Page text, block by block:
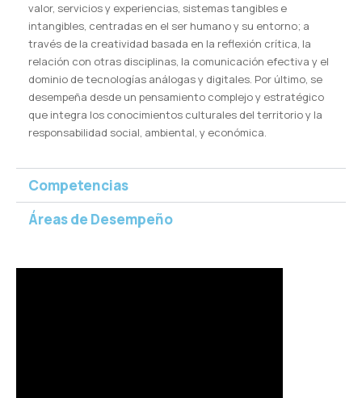
valor, servicios y experiencias, sistemas tangibles e
intangibles, centradas en el ser humano y su entorno; a
través de la creatividad basada en la reflexión crítica, la
relación con otras disciplinas, la comunicación efectiva y el
dominio de tecnologías análogas y digitales. Por último, se
desempeña desde un pensamiento complejo y estratégico
que integra los conocimientos culturales del territorio y la
responsabilidad social, ambiental, y económica.
Competencias
Áreas de Desempeño